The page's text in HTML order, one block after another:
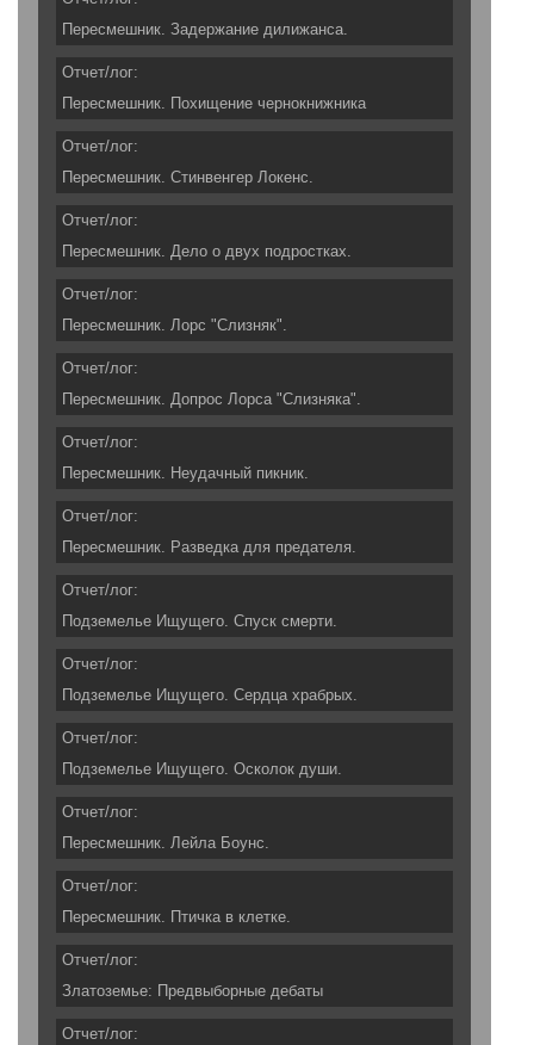
Пересмешник. Задержание дилижанса.
Отчет/лог:
Пересмешник. Похищение чернокнижника
Отчет/лог:
Пересмешник. Стинвенгер Локенс.
Отчет/лог:
Пересмешник. Дело о двух подростках.
Отчет/лог:
Пересмешник. Лорс "Слизняк".
Отчет/лог:
Пересмешник. Допрос Лорса "Слизняка".
Отчет/лог:
Пересмешник. Неудачный пикник.
Отчет/лог:
Пересмешник. Разведка для предателя.
Отчет/лог:
Подземелье Ищущего. Спуск смерти.
Отчет/лог:
Подземелье Ищущего. Сердца храбрых.
Отчет/лог:
Подземелье Ищущего. Осколок души.
Отчет/лог:
Пересмешник. Лейла Боунс.
Отчет/лог:
Пересмешник. Птичка в клетке.
Отчет/лог:
Златоземье: Предвыборные дебаты
Отчет/лог: